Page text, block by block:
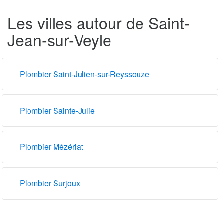
Les villes autour de Saint-
Jean-sur-Veyle
Plombier Saint-Julien-sur-Reyssouze
Plombier Sainte-Julie
Plombier Mézériat
Plombier Surjoux